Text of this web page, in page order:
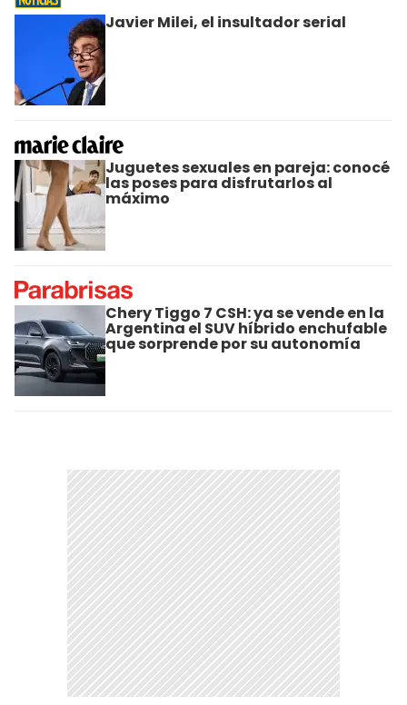
Javier Milei, el insultador serial
Juguetes sexuales en pareja: conocé
las poses para disfrutarlos al
máximo
Chery Tiggo 7 CSH: ya se vende en la
Argentina el SUV híbrido enchufable
que sorprende por su autonomía